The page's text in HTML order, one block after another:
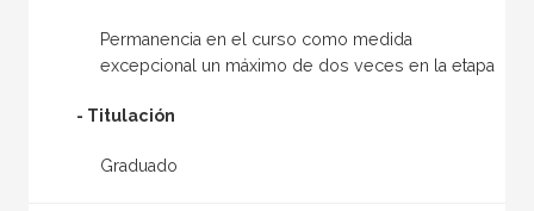
Permanencia en el curso como medida
excepcional un máximo de dos veces en la etapa
- Titulación
Graduado